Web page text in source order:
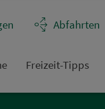
Abfahrten
Frei­zeit-Tipps